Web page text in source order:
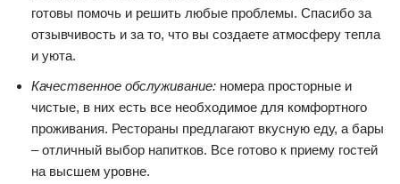
готовы помочь и решить любые проблемы. Спасибо за
отзывчивость и за то, что вы создаете атмосферу тепла
и уюта.
Качественное обслуживание: номера просторные и
чистые, в них есть все необходимое для комфортного
проживания. Рестораны предлагают вкусную еду, а бары
– отличный выбор напитков. Все готово к приему гостей
на высшем уровне.